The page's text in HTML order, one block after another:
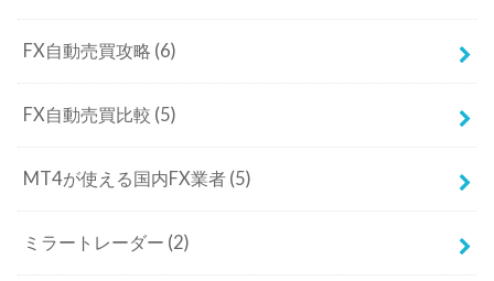
FX自動売買攻略 (6)
FX自動売買比較 (5)
MT4が使える国内FX業者 (5)
ミラートレーダー (2)